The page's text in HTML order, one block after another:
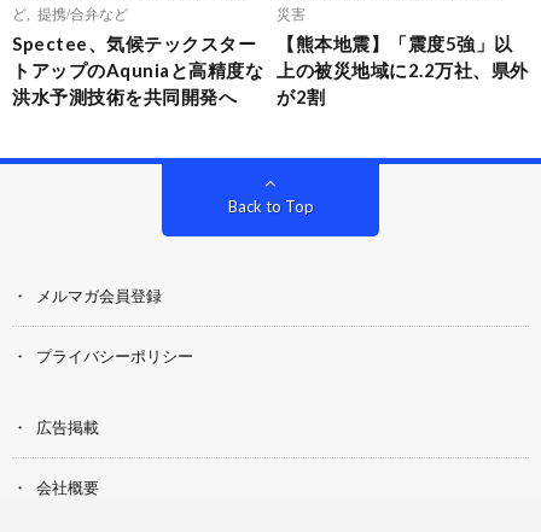
ど
提携/合弁など
Spectee、気候テックスター
トアップのAquniaと高精度な
洪水予測技術を共同開発へ
災害
【熊本地震】「震度5強」以
上の被災地域に2.2万社、県外
が2割
Back to Top
メルマガ会員登録
プライバシーポリシー
広告掲載
会社概要